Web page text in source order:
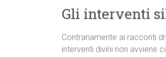
Gli interventi
Contrariamente ai racconti
interventi divini non avviene